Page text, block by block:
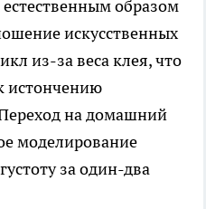
образом
искусственных
из-за веса клея, что
истончению
на домашний
моделирование
за один-два